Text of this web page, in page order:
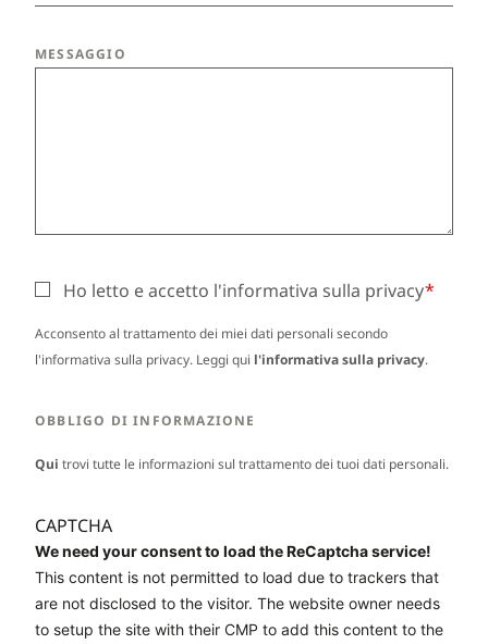
MESSAGGIO
Ho letto e accetto l'informativa sulla privacy
Acconsento al trattamento dei miei dati personali secondo
l'informativa sulla privacy. Leggi qui l'informativa sulla privacy.
OBBLIGO DI INFORMAZIONE
Qui trovi tutte le informazioni sul trattamento dei tuoi dati personali.
CAPTCHA
We need your consent to load the ReCaptcha service!
This content is not permitted to load due to trackers that
are not disclosed to the visitor. The website owner needs
to setup the site with their CMP to add this content to the